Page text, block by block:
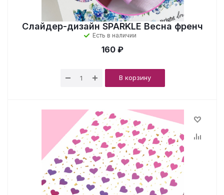
Слайдер-дизайн SPARKLE Весна френч
Есть в наличии
160 ₽
В корзину